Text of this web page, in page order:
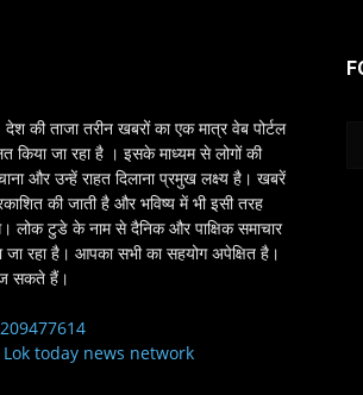
की ताजा तरीन खबरों का एक मात्र वेब पोर्टल
किया जा रहा है । इसके माध्यम से लोगों की
और उन्हें राहत दिलाना प्रमुख लक्ष्य है। खबरें
की जाती है और भविष्य में भी इसी तरह
लोक टुडे के नाम से दैनिक और पाक्षिक समाचार
रहा है। आपका सभी का सहयोग अपेक्षित है।
सकते हैं।
today news network